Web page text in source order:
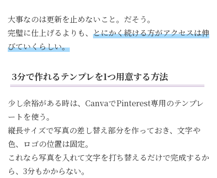
大事なのは更新を止めないこと。だそう。
完璧に仕上げるよりも、 とにかく続ける方がアクセスは伸
びていくらしい。
3分で作れるテンプレを1つ用意する方法
少し余裕がある時は、CanvaでPinterest専用のテンプレ
ートを使う。
縦長サイズで写真の差し替え部分を作っておき、文字や
色、ロゴの位置は固定。
これなら写真を入れて文字を打ち替えるだけで完成するか
ら、3分もかからない。